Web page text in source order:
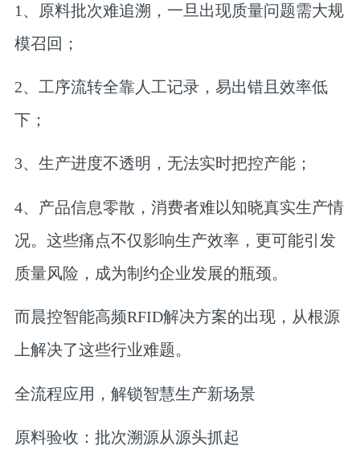
1、原料批次难追溯，一旦出现质量问题需大规
模召回；
2、工序流转全靠人工记录，易出错且效率低
下；
3、生产进度不透明，无法实时把控产能；
4、产品信息零散，消费者难以知晓真实生产情
况。这些痛点不仅影响生产效率，更可能引发
质量风险，成为制约企业发展的瓶颈。
而晨控智能高频RFID解决方案的出现，从根源
上解决了这些行业难题。
全流程应用，解锁智慧生产新场景
原料验收：批次溯源从源头抓起